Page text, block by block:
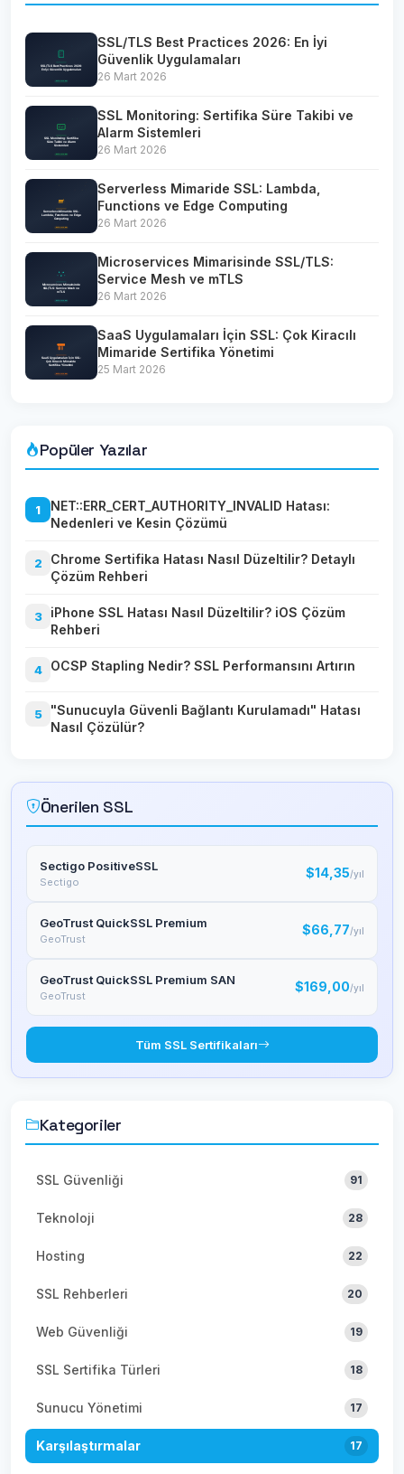
SSL/TLS Best Practices 2026: En İyi
Güvenlik Uygulamaları
26 Mart 2026
SSL Monitoring: Sertifika Süre Takibi ve
Alarm Sistemleri
26 Mart 2026
Serverless Mimaride SSL: Lambda,
Functions ve Edge Computing
26 Mart 2026
Microservices Mimarisinde SSL/TLS:
Service Mesh ve mTLS
26 Mart 2026
SaaS Uygulamaları İçin SSL: Çok Kiracılı
Mimaride Sertifika Yönetimi
25 Mart 2026
Popüler Yazılar
1
NET::ERR_CERT_AUTHORITY_INVALID Hatası:
Nedenleri ve Kesin Çözümü
2
Chrome Sertifika Hatası Nasıl Düzeltilir? Detaylı
Çözüm Rehberi
3
iPhone SSL Hatası Nasıl Düzeltilir? iOS Çözüm
Rehberi
4 OCSP Stapling Nedir? SSL Performansını Artırın
5
"Sunucuyla Güvenli Bağlantı Kurulamadı" Hatası
Nasıl Çözülür?
Önerilen SSL
Sectigo PositiveSSL
Sectigo
$14,35/yıl
GeoTrust QuickSSL Premium
GeoTrust
$66,77/yıl
GeoTrust QuickSSL Premium SAN
GeoTrust
$169,00/yıl
Tüm SSL Sertifikaları
Kategoriler
SSL Güvenliği 91
Teknoloji 28
Hosting 22
SSL Rehberleri 20
Web Güvenliği 19
SSL Sertifika Türleri 18
Sunucu Yönetimi 17
Karşılaştırmalar 17